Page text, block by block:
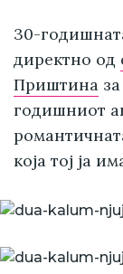
30-
директно од
Приштина
годишниот
која тој ја